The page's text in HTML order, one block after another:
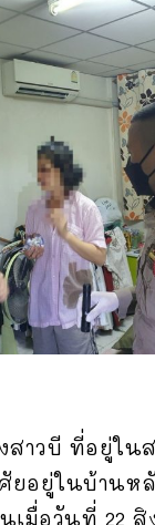
สาวบี ที่อยู่ใน
ศัยอยู่ในบ้านห
เมื่อวันที่ 22 สิ